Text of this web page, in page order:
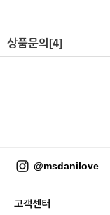
상품문의 [4]
@msdanilove
고객센터